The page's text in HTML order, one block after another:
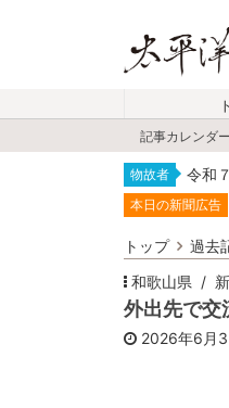
記事カレンダー
物故者 令和
本日の新聞広告
トップ 過去
和歌山県
外出先で
2026年6月3